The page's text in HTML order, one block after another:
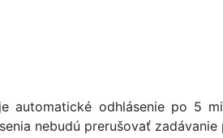
automatické odhlásenie po 5
nebudú prerušovať zadávanie